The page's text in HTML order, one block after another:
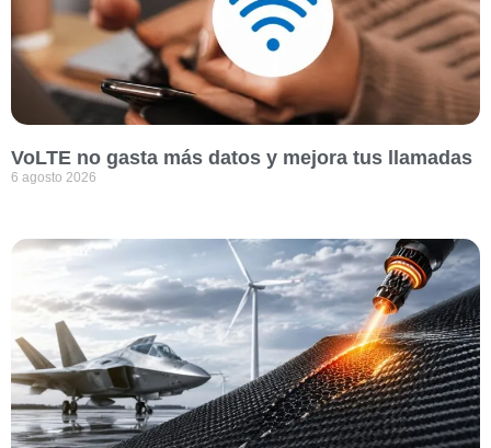
VoLTE no gasta más datos y mejora tus llamadas
6 agosto 2026